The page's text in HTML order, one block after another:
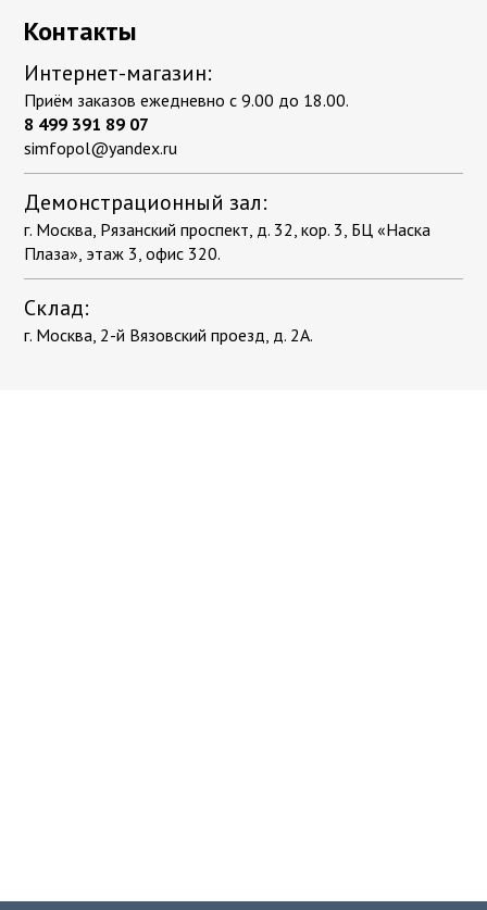
Контакты
Интернет-магазин:
Приём заказов ежедневно с 9.00 до 18.00.
8 499 391 89 07
simfopol@yandex.ru
Демонстрационный зал:
г. Москва, Рязанский проспект, д. 32, кор. 3, БЦ «Наска
Плаза», этаж 3, офис 320.
Склад:
г. Москва, 2-й Вязовский проезд, д. 2А.